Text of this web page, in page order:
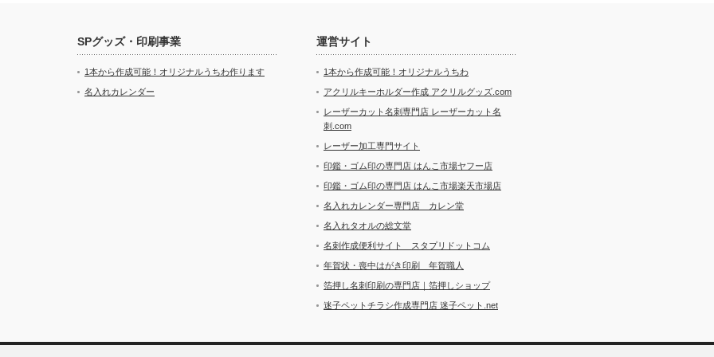
SPグッズ・印刷事業
1本から作成可能！オリジナルうちわ作ります
名入れカレンダー
運営サイト
1本から作成可能！オリジナルうちわ
アクリルキーホルダー作成 アクリルグッズ.com
レーザーカット名刺専門店 レーザーカット名
刺.com
レーザー加工専門サイト
印鑑・ゴム印の専門店 はんこ市場ヤフー店
印鑑・ゴム印の専門店 はんこ市場楽天市場店
名入れカレンダー専門店 カレン堂
名入れタオルの総文堂
名刺作成便利サイト スタプリドットコム
年賀状・喪中はがき印刷 年賀職人
箔押し名刺印刷の専門店｜箔押しショップ
迷子ペットチラシ作成専門店 迷子ペット.net